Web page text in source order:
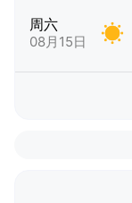
周六
08月15日